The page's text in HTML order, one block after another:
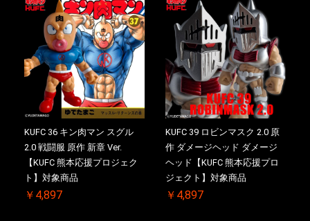
KUFC 36 キン肉マン スグル
2.0 戦闘服 原作 新章 Ver.
【KUFC 熊本応援プロジェク
ト】対象商品
￥4,897
KUFC 39 ロビンマスク 2.0 原
作 ダメージヘッド ダメージ
ヘッド【KUFC 熊本応援プロ
ジェクト】対象商品
￥4,897